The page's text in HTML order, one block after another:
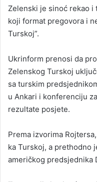
Zelenski je sinoć rekao i
koji format pregovora i
Turskoj”.
Ukrinform prenosi da
Zelenskog Turskoj
sa turskim
u Ankari i konferenciju
rezultate posjete.
Prema izvorima
ka Turskoj, a prethodno
američkog predsjednika